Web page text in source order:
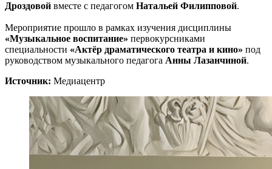
Дроздовой вместе с педагогом Натальей Филипповой.
Мероприятие прошло в рамках изучения дисциплины
«Музыкальное воспитание» первокурсниками
специальности «Актёр драматического театра и кино» под
руководством музыкального педагога Анны Лазанчиной.
Источник: Медиацентр